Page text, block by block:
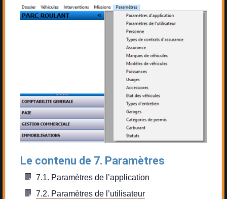
Le contenu de 7. Paramètres
7.1. Paramètres de l’application
7.2. Paramètres de l’utilisateur